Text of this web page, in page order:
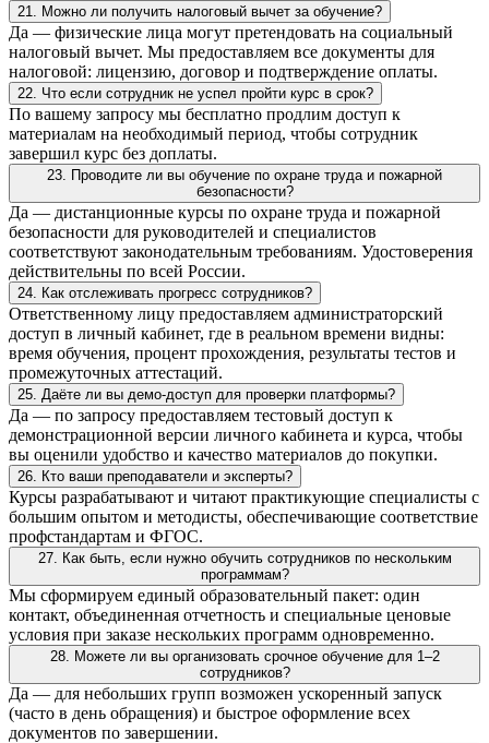
21. Можно ли получить налоговый вычет за обучение?
Да — физические лица могут претендовать на социальный
налоговый вычет. Мы предоставляем все документы для
налоговой: лицензию, договор и подтверждение оплаты.
22. Что если сотрудник не успел пройти курс в срок?
По вашему запросу мы бесплатно продлим доступ к
материалам на необходимый период, чтобы сотрудник
завершил курс без доплаты.
23. Проводите ли вы обучение по охране труда и пожарной
безопасности?
Да — дистанционные курсы по охране труда и пожарной
безопасности для руководителей и специалистов
соответствуют законодательным требованиям. Удостоверения
действительны по всей России.
24. Как отслеживать прогресс сотрудников?
Ответственному лицу предоставляем администраторский
доступ в личный кабинет, где в реальном времени видны:
время обучения, процент прохождения, результаты тестов и
промежуточных аттестаций.
25. Даёте ли вы демо-доступ для проверки платформы?
Да — по запросу предоставляем тестовый доступ к
демонстрационной версии личного кабинета и курса, чтобы
вы оценили удобство и качество материалов до покупки.
26. Кто ваши преподаватели и эксперты?
Курсы разрабатывают и читают практикующие специалисты с
большим опытом и методисты, обеспечивающие соответствие
профстандартам и ФГОС.
27. Как быть, если нужно обучить сотрудников по нескольким
программам?
Мы сформируем единый образовательный пакет: один
контакт, объединенная отчетность и специальные ценовые
условия при заказе нескольких программ одновременно.
28. Можете ли вы организовать срочное обучение для 1–2
сотрудников?
Да — для небольших групп возможен ускоренный запуск
(часто в день обращения) и быстрое оформление всех
документов по завершении.